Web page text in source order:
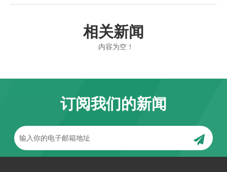
相关新闻
内容为空！
订阅我们的新闻